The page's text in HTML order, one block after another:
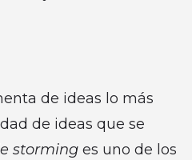
de ideas lo más
de ideas que se
storming es uno de los